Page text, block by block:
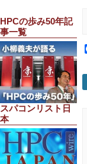
HPCの歩み50年記
事一覧
スパコンリスト日
本